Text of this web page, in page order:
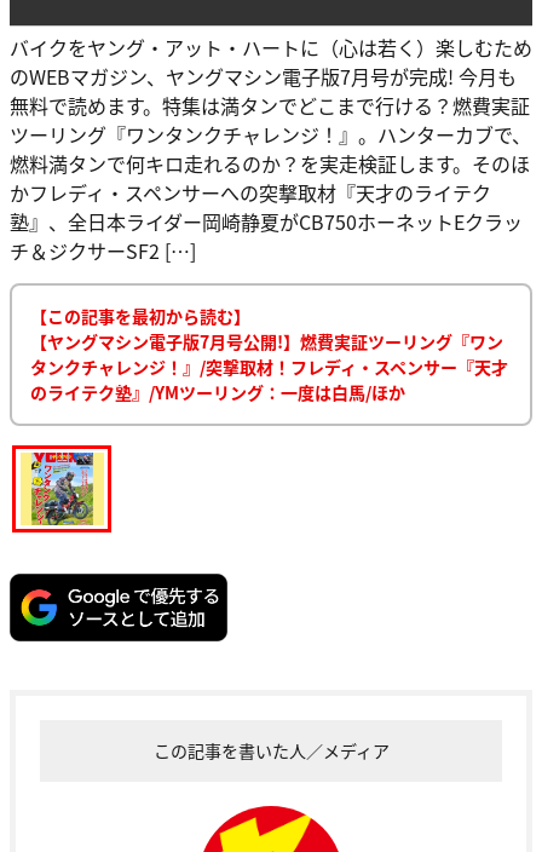
バイクをヤング・アット・ハートに（心は若く）楽しむため
のWEBマガジン、ヤングマシン電子版7月号が完成! 今月も
無料で読めます。特集は満タンでどこまで行ける？燃費実証
ツーリング『ワンタンクチャレンジ！』。ハンターカブで、
燃料満タンで何キロ走れるのか？を実走検証します。そのほ
かフレディ・スペンサーへの突撃取材『天才のライテク
塾』、全日本ライダー岡崎静夏がCB750ホーネットEクラッ
チ＆ジクサーSF2 […]
【この記事を最初から読む】
【ヤングマシン電子版7月号公開!】燃費実証ツーリング『ワン
タンクチャレンジ！』/突撃取材！フレディ・スペンサー『天才
のライテク塾』/YMツーリング：一度は白馬/ほか
この記事を書いた人／メディア